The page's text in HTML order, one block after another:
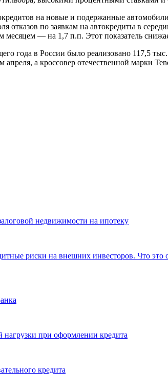
на новые и подержанные
отказов по заявкам на автокредиты в
— на 1,7 п.п. Этот показатель
года в России было реализовано 117,5
апреля, а кроссовер отечественной марки
недвижимости на ипотеку
риски на внешних инвесторов. Что это
нагрузки при оформлении кредита
кредита